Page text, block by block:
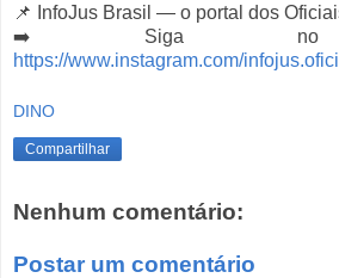
📌 InfoJus Brasil — o portal dos
➡️ Siga no
https://www.instagram.com/
DINO
Compartilhar
Nenhum comentário:
Postar um comentário